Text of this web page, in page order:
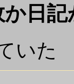
日記
いた